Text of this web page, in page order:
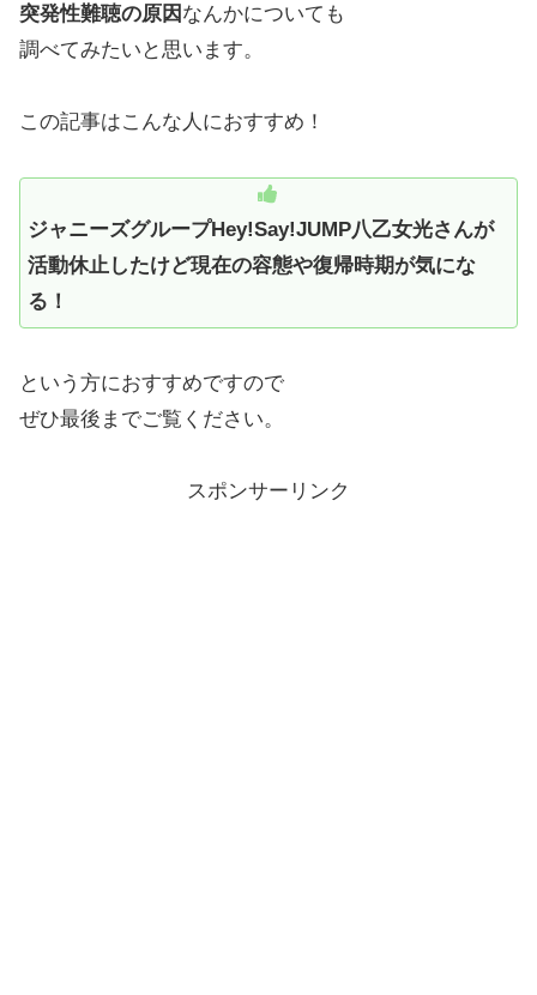
突発性難聴の原因 なんかについても
調べてみたいと思います。
この記事はこんな人におすすめ！
ジャニーズグループHey!Say!JUMP八乙女光さんが
活動休止したけど現在の容態や復帰時期が気にな
る！
という方におすすめですので
ぜひ最後までご覧ください。
スポンサーリンク